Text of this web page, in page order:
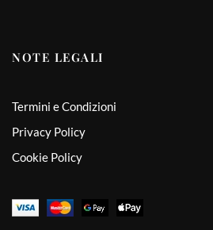
NOTE LEGALI
Termini e Condizioni
Privacy Policy
Cookie Policy